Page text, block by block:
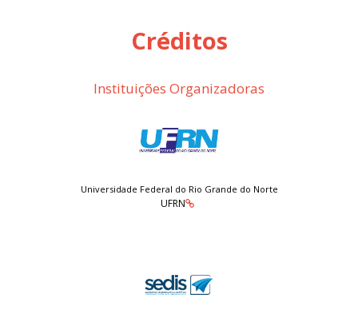
Créditos
Instituições Organizadoras
Universidade Federal do Rio Grande do Norte
UFRN